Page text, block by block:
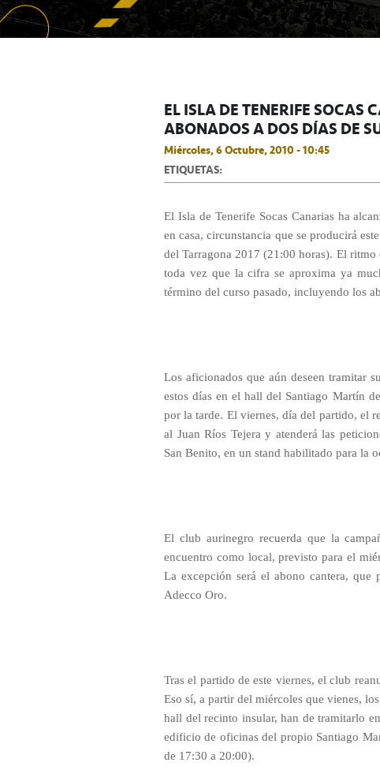
EL ISLA DE TENERIFE SOCAS
ABONADOS A DOS DÍAS DE
Miércoles, 6 Octubre, 2010 - 10:45
ETIQUETAS:
El Isla de Tenerife Socas Canarias ha
en casa, circunstancia que se producirá
del Tarragona 2017 (21:00 horas). El ritmo
toda vez que la cifra se aproxima ya
término del curso pasado, incluyendo los
Los aficionados que aún deseen tramitar
estos días en el hall del Santiago Martín
por la tarde. El viernes, día del partido, el
al Juan Ríos Tejera y atenderá las
San Benito, en un stand habilitado para la
El club aurinegro recuerda que la
encuentro como local, previsto para el
La excepción será el abono cantera, que
Adecco Oro.
Tras el partido de este viernes, el club
Eso sí, a partir del miércoles que vienes,
hall del recinto insular, han de tramitarlo
edificio de oficinas del propio Santiago
de 17:30 a 20:00).